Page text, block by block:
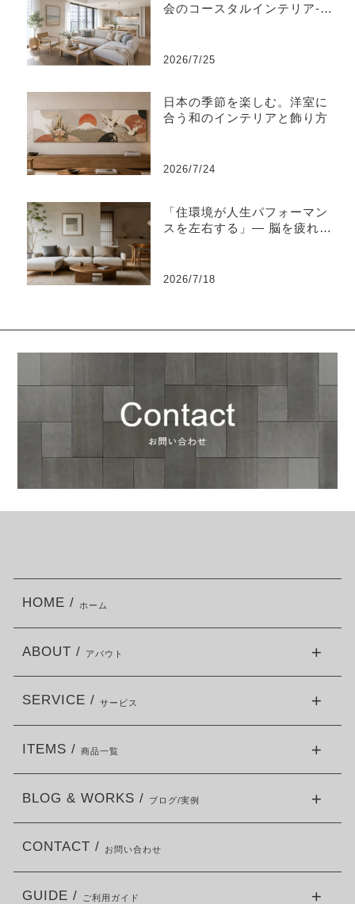
会のコースタルインテリア-江
2026/7/25
日本の季節を楽しむ。洋室に
合う和のインテリアと飾り方
2026/7/24
「住環境が人生パフォーマン
スを左右する」― 脳を疲れさ
2026/7/18
HOME / ホーム
ABOUT / アバウト
SERVICE / サービス
ITEMS / 商品一覧
BLOG & WORKS / ブログ/実例
CONTACT / お問い合わせ
GUIDE / ご利用ガイド